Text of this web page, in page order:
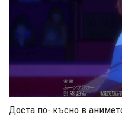
Доста по- късно в